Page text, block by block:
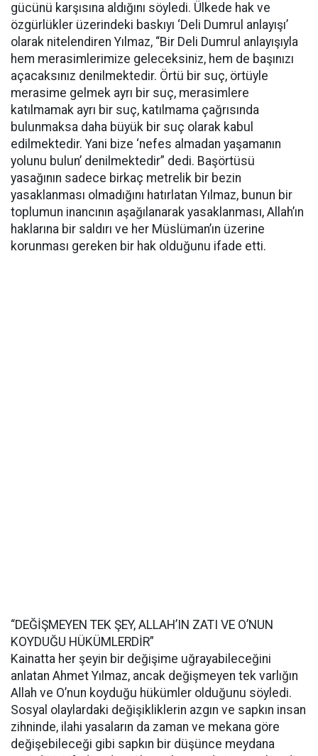
gücünü karşısına aldığını söyledi. Ülkede hak ve
özgürlükler üzerindeki baskıyı ‘Deli Dumrul anlayışı’
olarak nitelendiren Yılmaz, “Bir Deli Dumrul anlayışıyla
hem merasimlerimize geleceksiniz, hem de başınızı
açacaksınız denilmektedir. Örtü bir suç, örtüyle
merasime gelmek ayrı bir suç, merasimlere
katılmamak ayrı bir suç, katılmama çağrısında
bulunmaksa daha büyük bir suç olarak kabul
edilmektedir. Yani bize ‘nefes almadan yaşamanın
yolunu bulun’ denilmektedir” dedi. Başörtüsü
yasağının sadece birkaç metrelik bir bezin
yasaklanması olmadığını hatırlatan Yılmaz, bunun bir
toplumun inancının aşağılanarak yasaklanması, Allah’ın
haklarına bir saldırı ve her Müslüman’ın üzerine
korunması gereken bir hak olduğunu ifade etti.
“DEĞİŞMEYEN TEK ŞEY, ALLAH’IN ZATI VE O’NUN
KOYDUĞU HÜKÜMLERDİR”
Kainatta her şeyin bir değişime uğrayabileceğini
anlatan Ahmet Yılmaz, ancak değişmeyen tek varlığın
Allah ve O’nun koyduğu hükümler olduğunu söyledi.
Sosyal olaylardaki değişikliklerin azgın ve sapkın insan
zihninde, ilahi yasaların da zaman ve mekana göre
değişebileceği gibi sapkın bir düşünce meydana